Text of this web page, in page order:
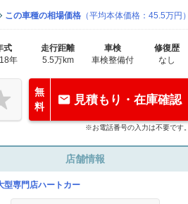
この車種の相場価格 （平均本体価格：45.5万円）
式
年
走行距離
5.5万km
車検
車検整備付
修復歴
なし
無
料
見積もり・在庫確認
※お電話番号の入力は不要です。
店舗情報
型専門店ハートカー